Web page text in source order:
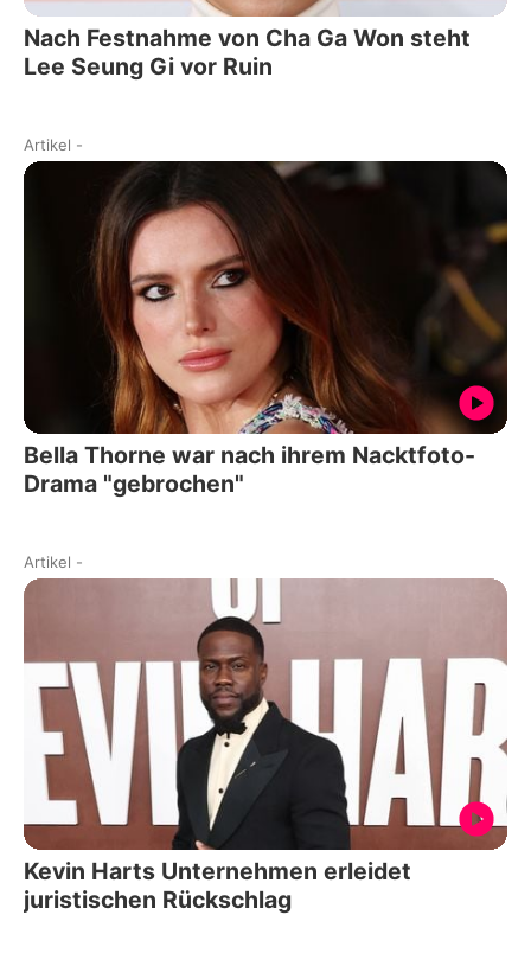
Nach Festnahme von Cha Ga Won steht
Lee Seung Gi vor Ruin
Artikel -
Bella Thorne war nach ihrem Nacktfoto-
Drama "gebrochen"
Artikel -
Kevin Harts Unternehmen erleidet
juristischen Rückschlag